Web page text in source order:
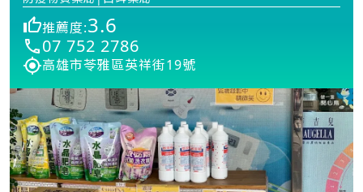
推薦度:3.6
07 752 2786
高雄市苓雅區英祥街19號